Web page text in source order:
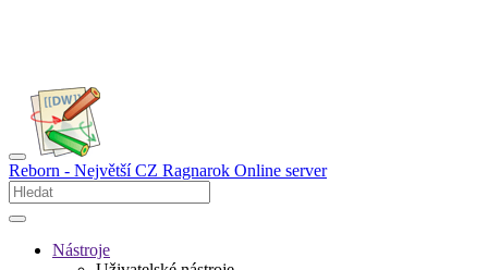
Reborn - Největší CZ Ragnarok Online server
Nástroje